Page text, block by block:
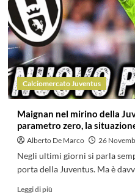
Calciomercato Juventus
Maignan nel mirino della
parametro zero, la
Alberto De Marco 26
Negli ultimi giorni si parla
porta della Juventus. Ma è
Leggi di più